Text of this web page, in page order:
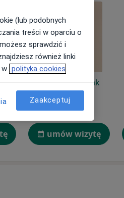
Jolanta Kasiurak
Chirurg
umów wizytę
(lub podobnych
treści w oparciu o
sprawdzić i
również linki
w polityka cookies
Zaakceptuj